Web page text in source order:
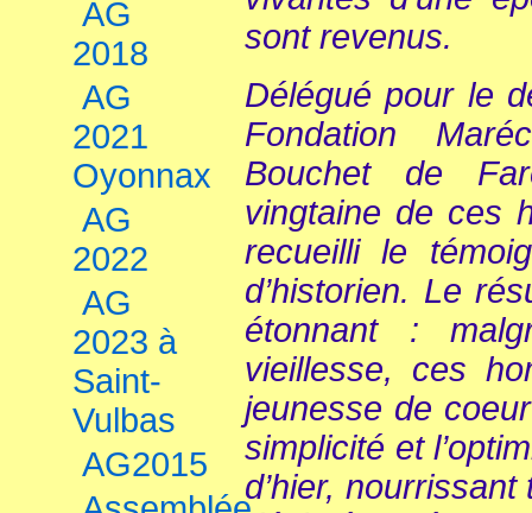
AG
2018
AG
2021
Oyonnax
AG
2022
AG
2023 à
Saint-
Vulbas
AG2015
sont revenus.
Délégué pour le
Fondation
Bouchet de
vingtaine de ces
recueilli le
d’historien. Le
étonnant :
vieillesse, ces
jeunesse de
simplicité et
d’hier,